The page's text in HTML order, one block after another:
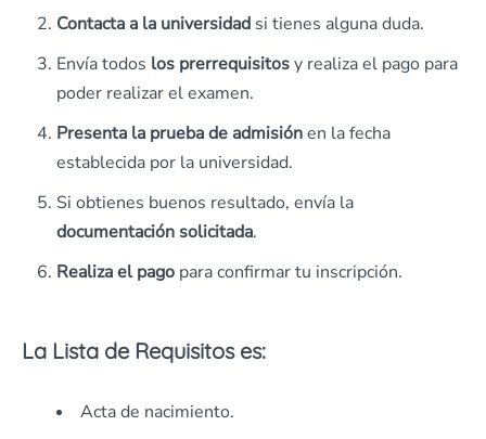
Contacta a la universidad si tienes alguna duda.
Envía todos los prerrequisitosy realiza el pago para
poder realizar el examen.
Presenta la prueba de admisiónen la fecha
establecida por la universidad.
Si obtienes buenos resultado, envía la
documentación solicitada.
Realiza el pago para confirmar tu inscripción.
La Lista de Requisitos es:
Acta de nacimiento.